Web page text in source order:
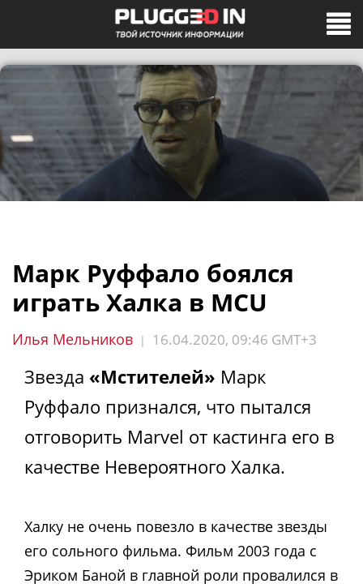
Марк Руффало боялся
играть Халка в MCU
Илья Мельников | 16.04.2020, 09:46 GMT+3
Звезда «Мстителей» Марк
Руффало признался, что пытался
отговорить Marvel от кастинга его в
качестве Невероятного Халка.
Халку не очень повезло в качестве звезды
его сольного фильма. Фильм 2003 года с
Эриком Баной в главной роли провалился в